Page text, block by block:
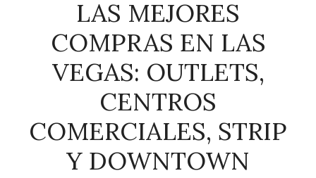
LAS MEJORES
COMPRAS EN LAS
VEGAS: OUTLETS,
CENTROS
COMERCIALES, STRIP
Y DOWNTOWN